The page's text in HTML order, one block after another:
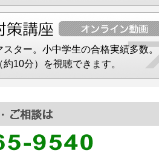
ター。小中学生の合格実績多数。
10分）を視聴できます。